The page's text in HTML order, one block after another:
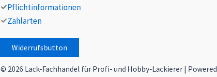
Pflichtinformationen
Zahlarten
Widerrufsbutton
© 2026 Lack-Fachhandel für Profi- und Hobby-Lackierer | Powered